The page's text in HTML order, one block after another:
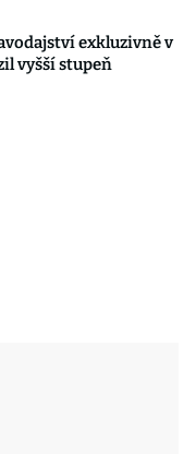
exkluzivně v
vyšší stupeň